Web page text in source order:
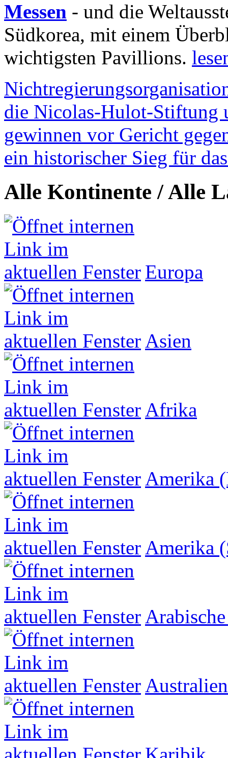
Messen - und die
Südkorea, mit einem
wichtigsten Pavillions.
die Nicolas-Hulot-Stiftung
gewinnen vor Gericht
ein historischer Sieg für
Alle Kontinente / Alle
Europa
Asien
Afrika
Amerika
Amerika
Australien